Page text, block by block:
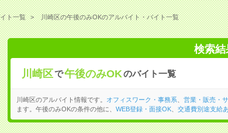
ト一覧 川崎区の午後のみOKのアルバイト・バイト一覧
検索結
川崎区で午後のみOKのバイト一覧
川崎区のアルバイト情報です。 オフィスワーク・事務系 営業・販売・
ます。午後のみOKの条件の他に、 WEB登録・面接OK、 交通費別途支給